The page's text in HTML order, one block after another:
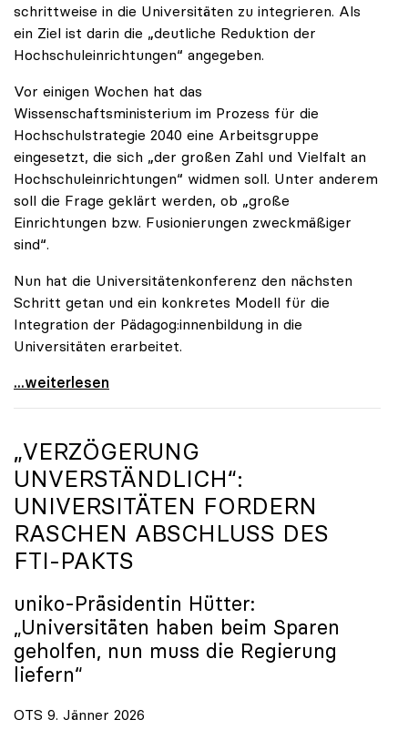
schrittweise in die Universitäten zu integrieren. Als
ein Ziel ist darin die „deutliche Reduktion der
Hochschuleinrichtungen“ angegeben.
Vor einigen Wochen hat das
Wissenschaftsministerium im Prozess für die
Hochschulstrategie 2040 eine Arbeitsgruppe
eingesetzt, die sich „der großen Zahl und Vielfalt an
Hochschuleinrichtungen“ widmen soll. Unter anderem
soll die Frage geklärt werden, ob „große
Einrichtungen bzw. Fusionierungen zweckmäßiger
sind“.
Nun hat die Universitätenkonferenz den nächsten
Schritt getan und ein konkretes Modell für die
Integration der Pädagog:innenbildung in die
Universitäten erarbeitet.
Schools of Education an den Universitäten: Für
...weiterlesen
„VERZÖGERUNG
UNVERSTÄNDLICH“:
UNIVERSITÄTEN FORDERN
RASCHEN ABSCHLUSS DES
FTI-PAKTS
uniko-Präsidentin Hütter:
„Universitäten haben beim Sparen
geholfen, nun muss die Regierung
liefern“
OTS 9. Jänner 2026